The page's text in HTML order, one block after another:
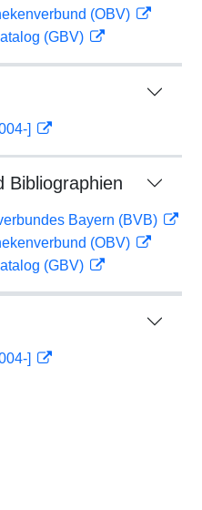
(OBV)
(GBV)
]
Bibliographien
Bayern (BVB)
(OBV)
(GBV)
]